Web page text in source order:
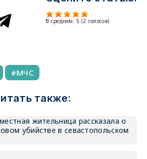
В среднем:5 (2 голосов)
МЧС
также:
жительница рассказала о
убийстве в севастопольском